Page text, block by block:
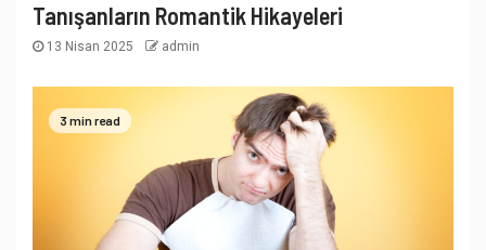
Tanışanların Romantik Hikayeleri
13 Nisan 2025 admin
3 min read